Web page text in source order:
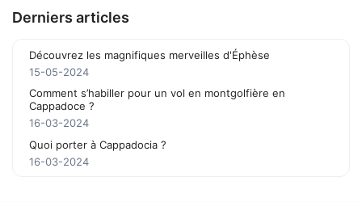
Derniers articles
Découvrez les magnifiques merveilles d'Éphèse
15-05-2024
Comment s’habiller pour un vol en montgolfière en
Cappadoce ?
16-03-2024
Quoi porter à Cappadocia ?
16-03-2024